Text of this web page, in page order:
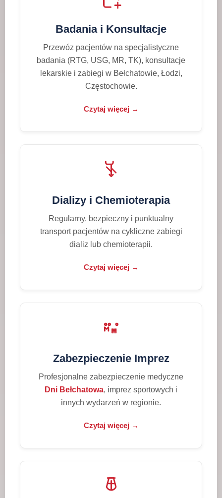
Badania i Konsultacje
Przewóz pacjentów na specjalistyczne
badania (RTG, USG, MR, TK), konsultacje
lekarskie i zabiegi w Bełchatowie, Łodzi,
Częstochowie.
Czytaj więcej →
Dializy i Chemioterapia
Regularny, bezpieczny i punktualny
transport pacjentów na cykliczne zabiegi
dializ lub chemioterapii.
Czytaj więcej →
Zabezpieczenie Imprez
Profesjonalne zabezpieczenie medyczne
Dni Bełchatowa, imprez sportowych i
innych wydarzeń w regionie.
Czytaj więcej →